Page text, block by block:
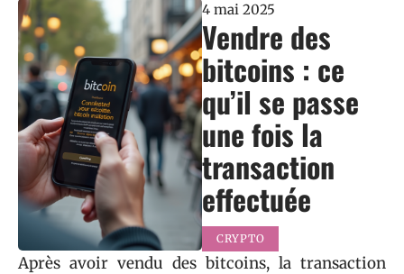
4 mai 2025
Vendre des
bitcoins : ce
qu’il se passe
une fois la
transaction
effectuée
CRYPTO
Après avoir vendu des bitcoins, la transaction